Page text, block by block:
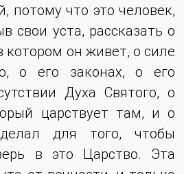
потому что это человек,
свои уста, рассказать о
котором он живет, о силе
о его законах, о его
Духа Святого, о
царствует там, и о
для того, чтобы
в это Царство. Эта